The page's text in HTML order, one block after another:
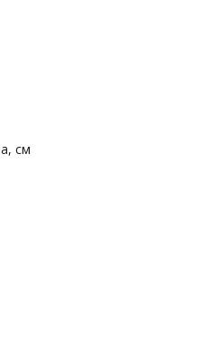
см